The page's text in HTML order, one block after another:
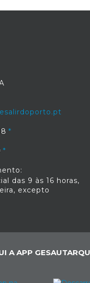
das 9 às 16 horas,
excepto
A APP